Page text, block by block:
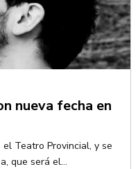
nueva fecha en
Teatro Provincial, y se
que será el...